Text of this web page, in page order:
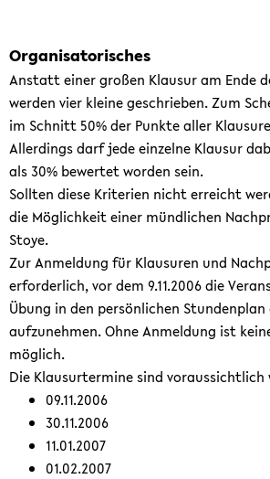
data.
Organisatorisches
Anstatt einer großen Klausur am Ende
werden vier kleine geschrieben. Zum
im Schnitt 50% der Punkte aller
Allerdings darf jede einzelne Klausur
als 30% bewertet worden sein.
Sollten diese Kriterien nicht erreicht
die Möglichkeit einer mündlichen
Stoye.
Zur Anmeldung für Klausuren und
erforderlich, vor dem 9.11.2006 die
Übung in den persönlichen Stundenplan
aufzunehmen. Ohne Anmeldung ist
möglich.
Die Klausurtermine sind
09.11.2006
30.11.2006
11.01.2007
01.02.2007